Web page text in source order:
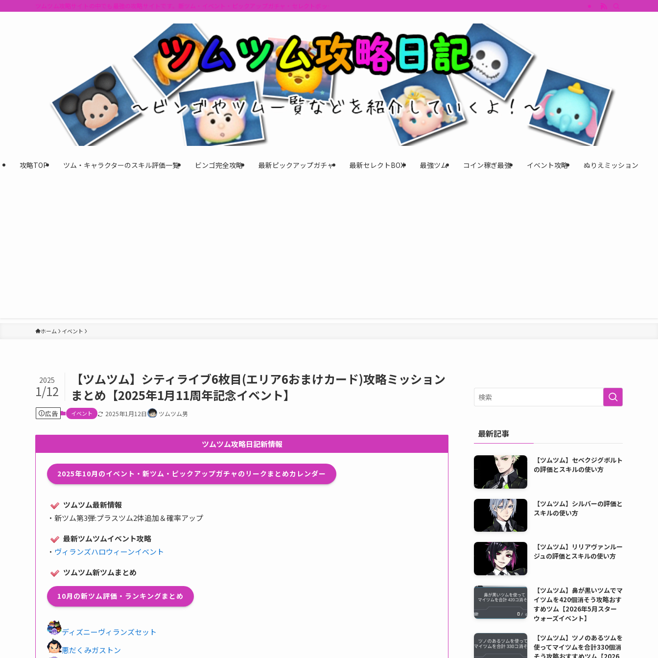
ツムツム攻略サイトの中でも最強の攻略サイトです。新ツム・イベント・ピックアップガチャ・セレクトボックスの情報を最速で提供しビンゴのおすすめツム・キャラ評価も丁寧に解説。ツムツムイベント、ツムツム攻略、ツムツ
攻略TOP ツム・キャラクターのスキル評価一覧 ビンゴ完全攻略 最新ピックアップガチャ 最新セレクトBOX 最強ツム コイン稼ぎ最強 イベント攻略 ぬりえミッション
ホーム イベント
【ツムツム】シティライブ6枚目(エリア6おまけカード)攻略ミッション
まとめ【2025年1月11周年記念イベント】
2025
1/12
広告 イベント 2025年1月12日 ツムツム男
ツムツム攻略日記新情報
2025年10月のイベント・新ツム・ピックアップガチャのリークまとめカレンダー
ツムツム最新情報
・ 新ツム第3弾:プラスツム2体追加＆確率アップ
最新ツムツムイベント攻略
・ ヴィランズハロウィーンイベント
ツムツム新ツムまとめ
10月の新ツム評価・ランキングまとめ
ディズニーヴィランズセット
悪だくみガストン
最新記事
【ツムツム】セベクジグボルト
の評価とスキルの使い方
【ツムツム】シルバーの評価と
スキルの使い方
【ツムツム】リリアヴァンルー
ジュの評価とスキルの使い方
【ツムツム】鼻が黒いツムでマ
イツムを420個消そう攻略おす
すめツム【2026年5月スター
ウォーズイベント】
【ツムツム】ツノのあるツムを
使ってマイツムを合計330個消